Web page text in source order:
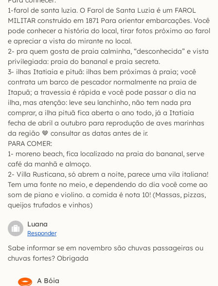
1-farol de santa luzia. O Farol de Santa Luzia é um FAROL
MILITAR construído em 1871 Para orientar embarcações. Você
pode conhecer a história do local, tirar fotos próximo ao farol
e apreciar a vista do mirante no local.
2- pra quem gosta de praia calminha, “desconhecida” e vista
privilegiada: praia do bananal e praia secreta.
3- ilhas Itatiaia e pituã: ilhas bem próximas à praia; você
contrata um barco de pescador normalmente na praia de
Itapuã; a travessia é rápida e você pode passar o dia na
ilha, mas atenção: leve seu lanchinho, não tem nada pra
comprar, a ilha pituã fica aberta o ano todo, já a Itatiaia
fecha de abril a outubro para reprodução de aves marinhas
da região 🤎 consultar as datas antes de ir.
PARA COMER:
1- moreno beach, fica localizado na praia do bananal, serve
café da manhã e almoço.
2- Villa Rusticana, só abrem a noite, parece uma vila italiana!
Tem uma fonte no meio, e dependendo do dia você come ao
som de piano e violino. a comida é nota 10! (Massas, pizzas,
queijos trufados e vinhos)
Luana
Responder
Sabe informar se em novembro são chuvas passageiras ou
chuvas fortes? Obrigada
A Bóia